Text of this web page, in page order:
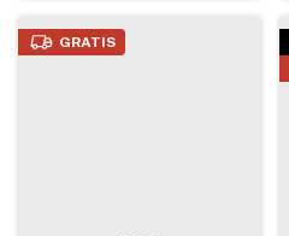
GRATIS